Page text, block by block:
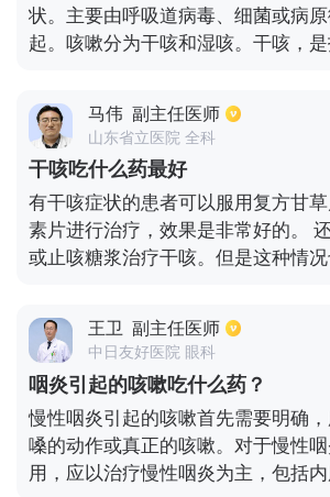
素进行治疗。
状。主要由呼吸道病毒、细菌或病原
起。咳嗽分为干咳和湿咳。干咳，
黄绿色的痰，一般是由呼吸道细菌感
上，对于黄痰咳嗽，常用的药物有抗
痰。抗生素通常是头孢菌素、阿莫西
大环内酯类。临床上常用的镇咳祛痰
剂、盐酸溴己新、止咳糖浆、咳特
好的镇咳祛痰作用。
马伟 副主任医师
山东省立医院 全科
干咳吃什么药最好
有干咳症状的患者可以服用复方甘
素片进行治疗，效果是非常好的。
或止咳糖浆治疗干咳。但是这种情
疗，包括支气扩张剂肌注及口服抗过
者为冠心病，心功能不全导致的干咳
衰的治疗。如果患者为是因为炎症导
极地进行抗感染治疗；如果是因为口
嗽，要停用导致咳嗽的药物。
王卫 副主任医师
中日友好医院 眼科
咽炎引起的咳嗽吃什么药？
慢性咽炎引起的咳嗽首先需要明确
嗓的动作或真正的咳嗽。对于慢性
用，应以治疗慢性咽炎为主，包括